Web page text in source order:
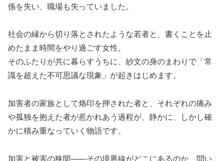
係を失い、職場も失っていました。
社会の縁から切り落とされたような若者と、書くことを止
めたまま時間をやり過ごす女性。
そのふたりが共に暮らすうちに、紗文の身のまわりで「常
識を超えた不可思議な現象」が起きはじめます。
加害者の家族として烙印を押された者と、それぞれの痛み
や孤独を抱えた者が惹かれあう過程が、静かに、しかし確
かに積み重なっていく物語です。
加害と被害の狭間——その境界線がどこにあるのか、問い